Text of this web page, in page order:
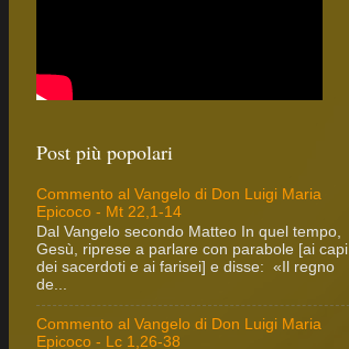
Post più popolari
Commento al Vangelo di Don Luigi Maria
Epicoco - Mt 22,1-14
Dal Vangelo secondo Matteo In quel tempo,
Gesù, riprese a parlare con parabole [ai capi
dei sacerdoti e ai farisei] e disse: «Il regno
de...
Commento al Vangelo di Don Luigi Maria
Epicoco - Lc 1,26-38